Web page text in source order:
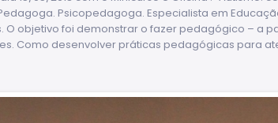
Psicopedagoga. Especialista em
O objetivo foi demonstrar o fazer pedagógico – a
Como desenvolver práticas pedagógicas para